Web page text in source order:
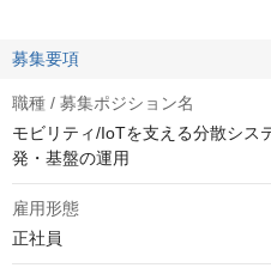
募集要項
職種 / 募集ポジション名
モビリティ/IoTを支える分散シス
発・基盤の運用
雇用形態
正社員